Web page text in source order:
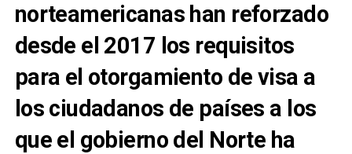
norteamericanas han reforzado
desde el 2017 los requisitos
para el otorgamiento de visa a
los ciudadanos de países a los
que el gobierno del Norte ha